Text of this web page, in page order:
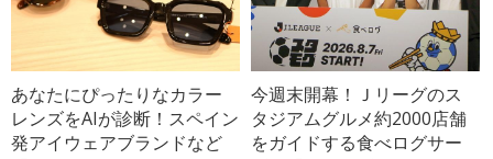
あなたにぴったりなカラー
レンズをAIが診断！スペイン
発アイウェアブランドなど
今週末開幕！Ｊリーグのス
タジアムグルメ約2000店舗
をガイドする食べログサー